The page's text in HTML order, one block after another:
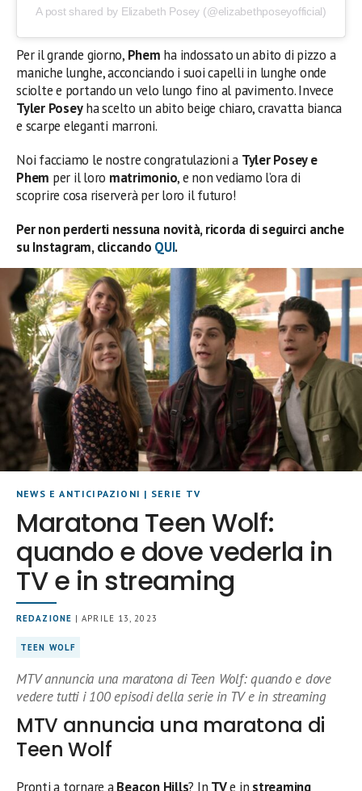
A post shared by Elizabeth Posey (@elizabethposeyofficial)
Per il grande giorno, Phem ha indossato un abito di pizzo a
maniche lunghe, acconciando i suoi capelli in lunghe onde
sciolte e portando un velo lungo fino al pavimento. Invece
Tyler Poseyha scelto un abito beige chiaro, cravatta bianca
e scarpe eleganti marroni.
Noi facciamo le nostre congratulazioni a Tyler Posey e
Phem per il loro matrimonio, e non vediamo l’ora di
scoprire cosa riserverà per loro il futuro!
Per non perderti nessuna novità, ricorda di seguirci anche
su Instagram, cliccando QUI.
NEWS E ANTICIPAZIONI | SERIE TV
Maratona Teen Wolf:
quando e dove vederla in
TV e in streaming
REDAZIONE | APRILE 13, 2023
TEEN WOLF
MTV annuncia una maratona di Teen Wolf: quando e dove
vedere tutti i 100 episodi della serie in TV e in streaming
MTV annuncia una maratona di
Teen Wolf
Pronti a tornare aBeacon Hills? In TVe in streaming